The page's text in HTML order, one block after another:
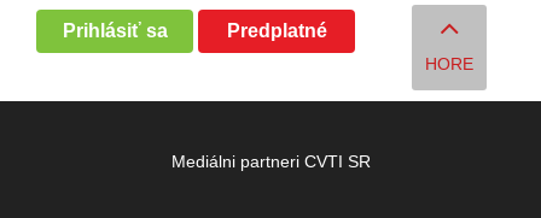
Prihlásiť sa Predplatné
HORE
Mediálni partneri CVTI SR